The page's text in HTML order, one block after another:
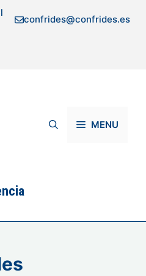
confrides@confrides.es
MENU